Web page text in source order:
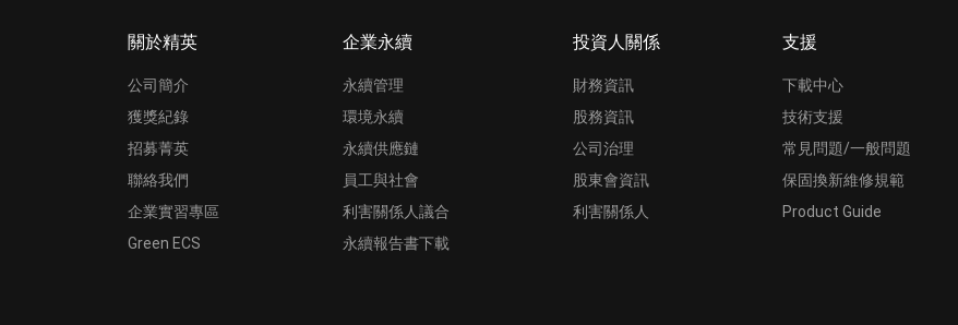
關於精英
公司簡介
獲獎紀錄
招募菁英
聯絡我們
企業實習專區
Green ECS
企業永續
永續管理
環境永續
永續供應鏈
員工與社會
利害關係人議合
永續報告書下載
投資人關係
財務資訊
股務資訊
公司治理
股東會資訊
利害關係人
支援
下載中心
技術支援
常見問題/一般問題
保固換新維修規範
Product Guide